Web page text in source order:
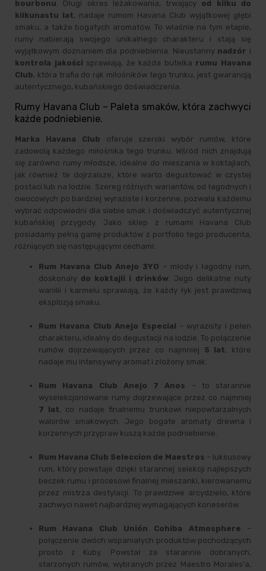
bourbonu. Długi okres leżakowania, trwający od kilku do
kilkunastu lat, nadaje rumom Havana Club wyjątkowej głębi
smaku, a także bogatych aromatów. To właśnie na tym etapie,
rumy nabierają swojego unikalnego charakteru i stają się
wyjątkowym doznaniem dla podniebienia. Nieustanny nadzór i
kontrola jakości sprawiają, że każda butelka rumu Havana
Club, która trafia do rąk miłośników tego trunku, jest gwarancją
autentycznego, kubańskiego doświadczenia.
Rumy Havana Club – Paleta smaków, która zachwyci
każde podniebienie.
Marka Havana Club oferuje szeroki wybór rumów, które
zadowolą każdego miłośnika tego trunku. Wśród nich znajdują
się zarówno rumy młodsze, idealne do mieszania w koktajlach,
jak również te dojrzalsze, które warto degustować w czystej
postaci lub na lodzie. Szereg różnych wariantów, od łagodnych i
owocowych po bardziej wyraziste i korzenne, pozwala każdemu
wybrać odpowiedni dla siebie smak i doświadczyć autentycznej
kubańskiej przygody. Jako sklep z rumami Havana Club
posiadamy pełną gamę produktów z portfolio tego producenta,
różniących się następującymi cechami:
Rum Havana Club Anejo 3YO – młody i łagodny rum,
doskonały do koktajli i drinków. Jego delikatne nuty
wanilii i karmelu sprawiają, że każdy łyk jest prawdziwą
eksplozją smaku.
Rum Havana Club Anejo Especial – wyrazisty i pełen
charakteru, idealny do degustacji na lodzie. To połączenie
rumów dojrzewających przez co najmniej 5 lat, które
nadaje mu intensywny aromat i złożony smak.
Rum Havana Club Anejo 7 Anos – to starannie
wyselekcjonowane rumy dojrzewające przez co najmniej
7 lat, co nadaje finalnemu trunkowi niepowtarzalnych
walorów smakowych. Jego bogate aromaty drewna i
korzennych przypraw kuszą każde podniebienie.
Rum Havana Club Seleccion de Maestros – luksusowy
rum, który powstaje dzięki starannej selekcji najlepszych
beczek rumu i procesowi finalnej mieszanki, kierowanemu
przez mistrza destylacji. To prawdziwe arcydzieło, które
zachwyci nawet najbardziej wymagających koneserów.
Rum Havana Club Unión Cohiba Atmosphere –
połączenie dwóch wspaniałych produktów pochodzących
prosto z Kuby. Powstał ze starannie dobranych,
starzonych rumów, wybranych przez Maestro Morales'a,